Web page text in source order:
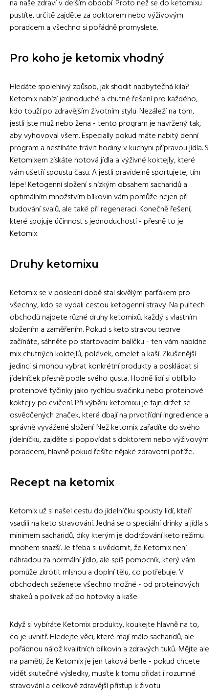
na naše zdraví v delším období. Proto než se do ketomixu
pustíte, určitě zajděte za doktorem nebo výživovým
poradcem a všechno si pořádně promyslete.
Pro koho je ketomix vhodný
Hledáte spolehlivý způsob, jak shodit nadbytečná kila?
Ketomix nabízí jednoduché a chutné řešení pro každého,
kdo touží po zdravějším životním stylu. Nezáleží na tom,
jestli jste muž nebo žena - tento program je navržený tak,
aby vyhovoval všem. Especially pokud máte nabitý denní
program a nestíháte trávit hodiny v kuchyni přípravou jídla. S
Ketomixem získáte hotová jídla a výživné koktejly, které
vám ušetří spoustu času. A jestli pravidelně sportujete, tím
lépe! Ketogenní složení s nízkým obsahem sacharidů a
optimálním množstvím bílkovin vám pomůže nejen při
budování svalů, ale také při regeneraci. Konečně řešení,
které spojuje účinnost s jednoduchostí - přesně to je
Ketomix.
Druhy ketomixu
Ketomix se v poslední době stal skvělým parťákem pro
všechny, kdo se vydali cestou ketogenní stravy. Na pultech
obchodů najdete různé druhy ketomixů, každý s vlastním
složením a zaměřením. Pokud s keto stravou teprve
začínáte, sáhněte po startovacím balíčku - ten vám nabídne
mix chutných koktejlů, polévek, omelet a kaší. Zkušenější
jedinci si mohou vybrat konkrétní produkty a poskládat si
jídelníček přesně podle svého gusta. Hodně lidí si oblíbilo
proteinové tyčinky jako rychlou svačinku nebo proteinové
koktejly po cvičení. Při výběru ketomixu je fajn držet se
osvědčených značek, které dbají na prvotřídní ingredience a
správně vyvážené složení. Než ketomix zařadíte do svého
jídelníčku, zajděte si popovídat s doktorem nebo výživovým
poradcem, hlavně pokud řešíte nějaké zdravotní potíže.
Recept na ketomix
Ketomix už si našel cestu do jídelníčku spousty lidí, kteří
vsadili na keto stravování. Jedná se o speciální drinky a jídla s
minimem sacharidů, díky kterým je dodržování keto režimu
mnohem snazší. Je třeba si uvědomit, že Ketomix není
náhradou za normální jídlo, ale spíš pomocník, který vám
pomůže zkrotit mlsnou a doplní tělu, co potřebuje. V
obchodech seženete všechno možné - od proteinových
shakeů a polívek až po hotovky a kaše.
Když si vybíráte Ketomix produkty, koukejte hlavně na to,
co je uvnitř. Hledejte věci, které mají málo sacharidů, ale
pořádnou nálož kvalitních bílkovin a zdravých tuků. Mějte ale
na paměti, že Ketomix je jen taková berle - pokud chcete
vidět skutečné výsledky, musíte k tomu přidat i rozumné
stravování a celkově zdravější přístup k životu.